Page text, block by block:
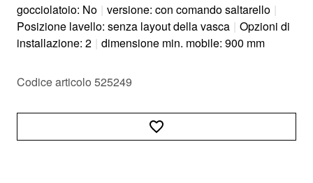
gocciolatoio: No | versione: con comando saltarello |
Posizione lavello: senza layout della vasca | Opzioni di
installazione: 2 | dimensione min. mobile: 900 mm
Codice articolo 525249